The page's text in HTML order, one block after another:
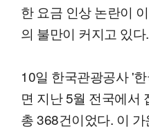
한 요금 인상 논란이
의 불만이 커지고 있다.
10일 한국관광공사 '
면 지난 5월 전국에서
총 368건이었다. 이